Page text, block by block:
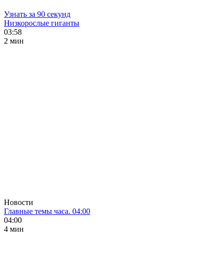
Узнать за 90 секунд
Низкорослые гиганты
03:58
2 мин
Новости
Главные темы часа. 04:00
04:00
4 мин